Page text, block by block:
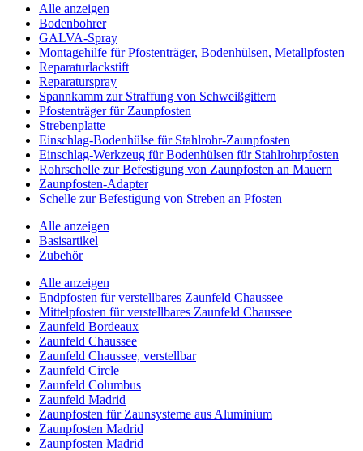
Alle anzeigen
Bodenbohrer
GALVA-Spray
Montagehilfe für Pfostenträger, Bodenhülsen, Metallpfosten
Reparaturlackstift
Reparaturspray
Spannkamm zur Straffung von Schweißgittern
Pfostenträger für Zaunpfosten
Strebenplatte
Einschlag-Bodenhülse für Stahlrohr-Zaunpfosten
Einschlag-Werkzeug für Bodenhülsen für Stahlrohrpfosten
Rohrschelle zur Befestigung von Zaunpfosten an Mauern
Zaunpfosten-Adapter
Schelle zur Befestigung von Streben an Pfosten
Alle anzeigen
Basisartikel
Zubehör
Alle anzeigen
Endpfosten für verstellbares Zaunfeld Chaussee
Mittelpfosten für verstellbares Zaunfeld Chaussee
Zaunfeld Bordeaux
Zaunfeld Chaussee
Zaunfeld Chaussee, verstellbar
Zaunfeld Circle
Zaunfeld Columbus
Zaunfeld Madrid
Zaunpfosten für Zaunsysteme aus Aluminium
Zaunpfosten Madrid
Zaunpfosten Madrid